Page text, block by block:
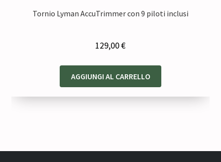
Tornio Lyman AccuTrimmer con 9 piloti inclusi
129,00€
AGGIUNGI AL CARRELLO